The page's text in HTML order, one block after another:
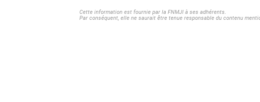
Cette information est fournie par la FNMJI à ses adhérents.
Par conséquent, elle ne saurait être tenue responsable du contenu